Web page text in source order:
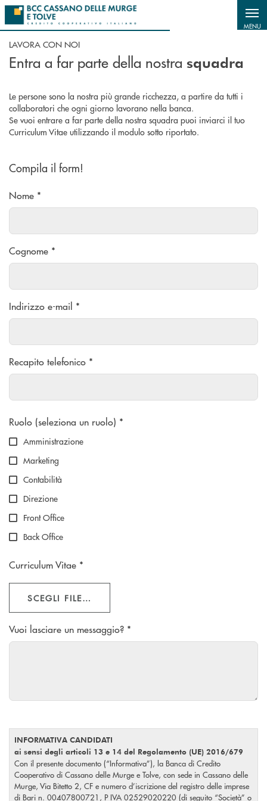
Salta al contenuto principale
MENU
LAVORA CON NOI
Entra a far parte della nostra squadra
Le persone sono la nostra più grande ricchezza, a partire da tutti i
collaboratori che ogni giorno lavorano nella banca.
Se vuoi entrare a far parte della nostra squadra puoi inviarci il tuo
Curriculum Vitae utilizzando il modulo sotto riportato.
Compila il form!
Nome *
Cognome *
Indirizzo e-mail *
Recapito telefonico *
Scegliere un'opzione
Ruolo (seleziona un ruolo) *
Amministrazione
Marketing
Contabilità
Direzione
Front Office
Back Office
Curriculum Vitae *
SCEGLI FILE…
Vuoi lasciare un messaggio? *
INFORMATIVA CANDIDATI
ai sensi degli articoli 13 e 14 del Regolamento (UE) 2016/679
Con il presente documento (“Informativa”), la Banca di Credito
Cooperativo di Cassano delle Murge e Tolve, con sede in Cassano delle
Murge, Via Bitetto 2, CF e numero d’iscrizione del registro delle imprese
di Bari n. 00407800721, P IVA 02529020220 (di seguito “Società” o